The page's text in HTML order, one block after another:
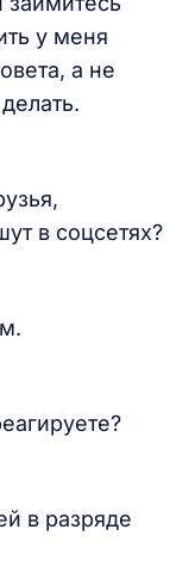
у меня
а не
в соцсетях?
в разряде